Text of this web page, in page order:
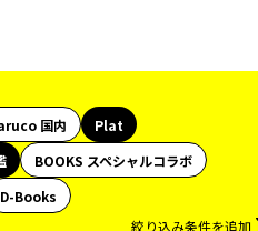
国内
Plat
BOOKS スペシャルコラボ
D-Books
絞り込み条件を追加